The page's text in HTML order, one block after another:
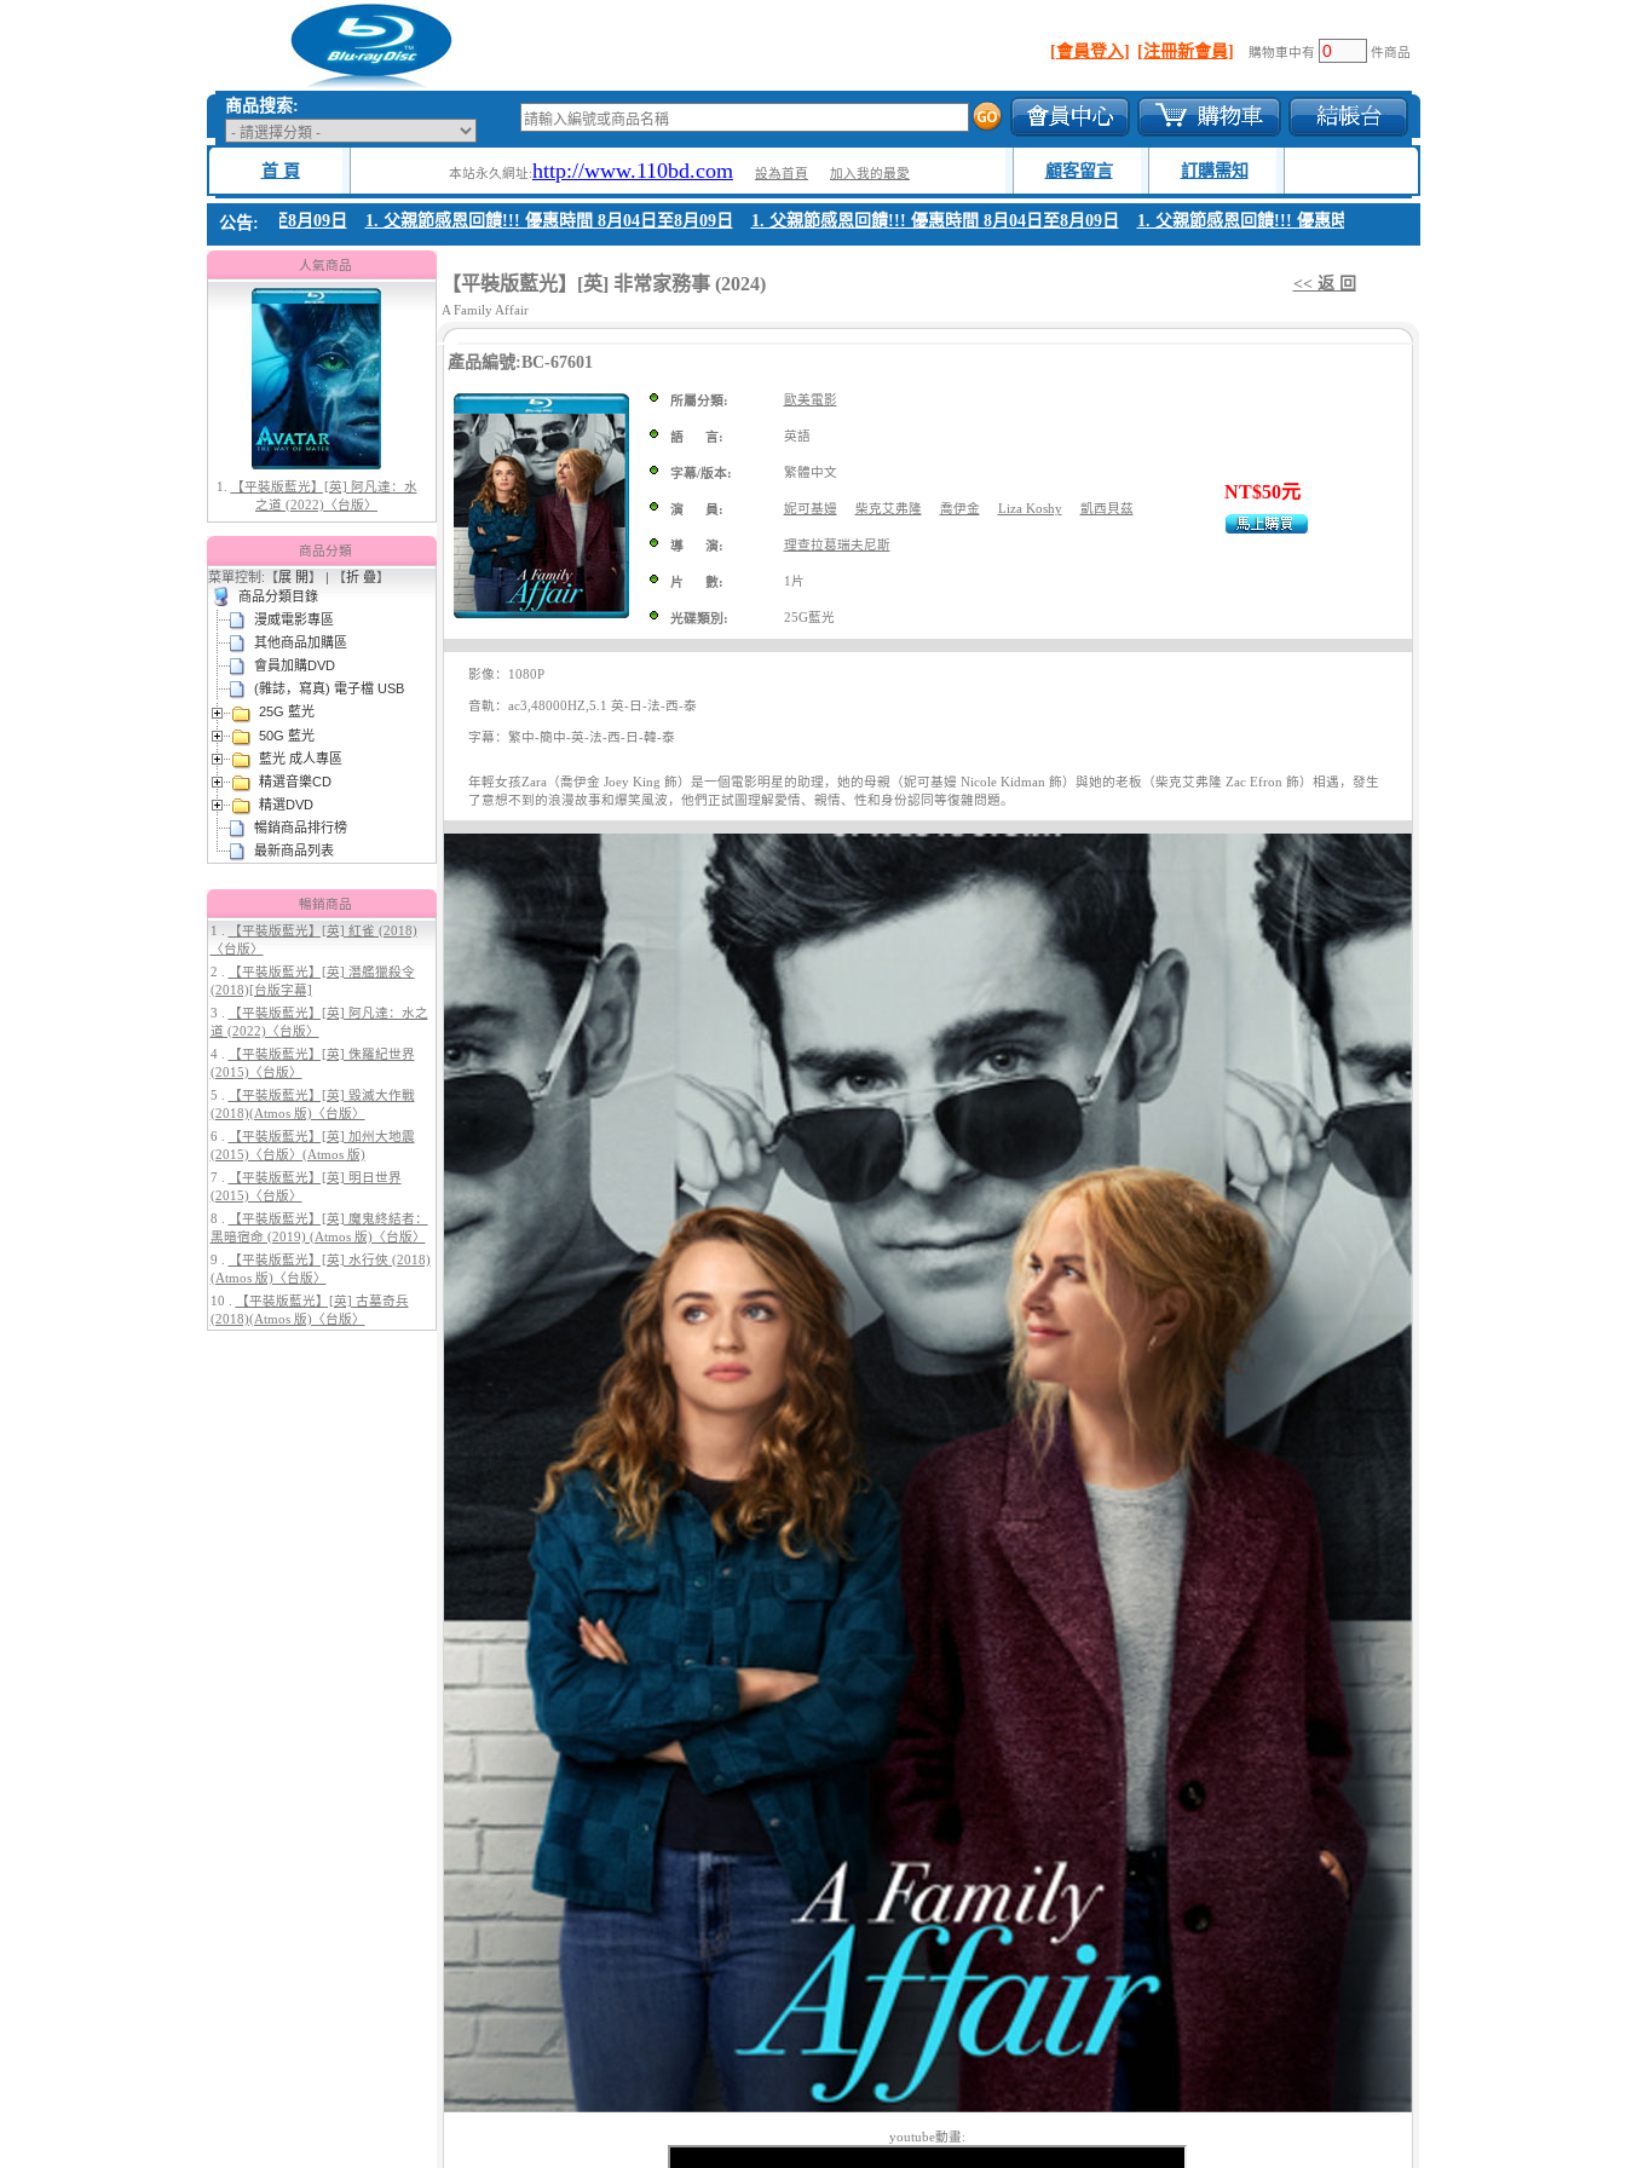
[會員登入] [注冊新會員] 購物車中有 件商品
商品搜索:
首 頁 本站永久網址:http://www.110bd.com 設為首頁 加入我的最愛 顧客留言 訂購需知
公告:
節感恩回饋!!! 優惠時間 8月04日至8月09日 1. 父親節感恩回饋!!! 優惠時間 8月04日至8月09日 1. 父親節感恩回饋!!! 優惠時間 8月04日至8月09日 1. 父親節感恩回饋!!! 優惠時間 8月04日至8月09日
人氣商品
1.【平裝版藍光】[英] 阿凡達：水
之道 (2022)〈台版〉
與燼 (2025)(Atmos 版)〈台版〉
3.【平裝版藍光】[英] 太空超人
(2026)[台版字幕]
4.【平裝版藍光】[英] 穿著PRADA
的惡魔 2 (2026)[台版字幕]
5.【平裝版藍光】[英] 巔峰獵殺
(2026)
商品分類
菜單控制:【展 開】 | 【折 疊】
商品分類目錄
漫威電影專區
其他商品加購區
會員加購DVD
(雜誌，寫真) 電子檔 USB
25G 藍光
50G 藍光
藍光 成人專區
精選音樂CD
精選DVD
暢銷商品排行榜
最新商品列表
暢銷商品
1 .
【平裝版藍光】[英] 紅雀 (2018)
〈台版〉
2 .
【平裝版藍光】[英] 潛艦獵殺令
(2018)[台版字幕]
3 .
【平裝版藍光】[英] 阿凡達：水之
道 (2022)〈台版〉
4 .
【平裝版藍光】[英] 侏羅紀世界
(2015)〈台版〉
5 .
【平裝版藍光】[英] 毀滅大作戰
(2018)(Atmos 版)〈台版〉
6 .
【平裝版藍光】[英] 加州大地震
(2015)〈台版〉(Atmos 版)
7 .
【平裝版藍光】[英] 明日世界
(2015)〈台版〉
8 .
【平裝版藍光】[英] 魔鬼終結者：
黑暗宿命 (2019) (Atmos 版)〈台版〉
9 .
【平裝版藍光】[英] 水行俠 (2018)
(Atmos 版)〈台版〉
10 .
【平裝版藍光】[英] 古墓奇兵
(2018)(Atmos 版)〈台版〉
【平裝版藍光】[英] 非常家務事 (2024) << 返 回
A Family Affair
產品編號:BC-67601
所屬分類: 歐美電影
語 言: 英語
字幕/版本: 繁體中文
演 員: 妮可基嫚 柴克艾弗隆 喬伊金 Liza Koshy 凱西貝茲
導 演: 理查拉葛瑞夫尼斯
片 數: 1片
光碟類別: 25G藍光
NT$50元
影像：1080P
音軌：ac3,48000HZ,5.1 英-日-法-西-泰
字幕：繁中-簡中-英-法-西-日-韓-泰
年輕女孩Zara（喬伊金 Joey King 飾）是一個電影明星的助理，她的母親（妮可基嫚 Nicole Kidman 飾）與她的老板（柴克艾弗隆 Zac Efron 飾）相遇，發生
了意想不到的浪漫故事和爆笑風波，他們正試圖理解愛情、親情、性和身份認同等復雜問題。
youtube動畫: